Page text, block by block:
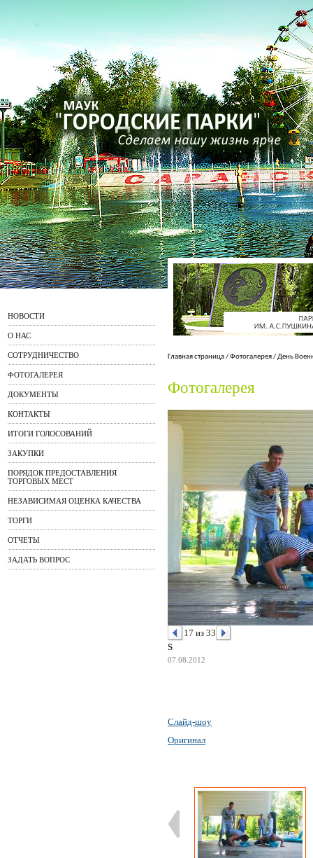
НОВОСТИ
О НАС
СОТРУДНИЧЕСТВО
ФОТОГАЛЕРЕЯ
ДОКУМЕНТЫ
КОНТАКТЫ
ИТОГИ ГОЛОСОВАНИЙ
ЗАКУПКИ
ПОРЯДОК ПРЕДОСТАВЛЕНИЯ
ТОРГОВЫХ МЕСТ
НЕЗАВИСИМАЯ ОЦЕНКА КАЧЕСТВА
ТОРГИ
ОТЧЕТЫ
ЗАДАТЬ ВОПРОС
Главная страница/Фотогалерея/День
Фотогалерея
17 из 33
S
07.08.2012
Слайд-шоу
Оригинал